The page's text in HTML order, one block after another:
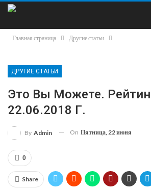
Главная страница Другие статьи
ДРУГИЕ СТАТЬИ
Это Вы Можете.
22.06.2018 Г.
By Admin On Пятница, 22 июня
0
Share